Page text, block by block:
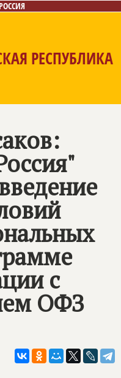
РЕСПУБЛИКА
с
ОФЗ